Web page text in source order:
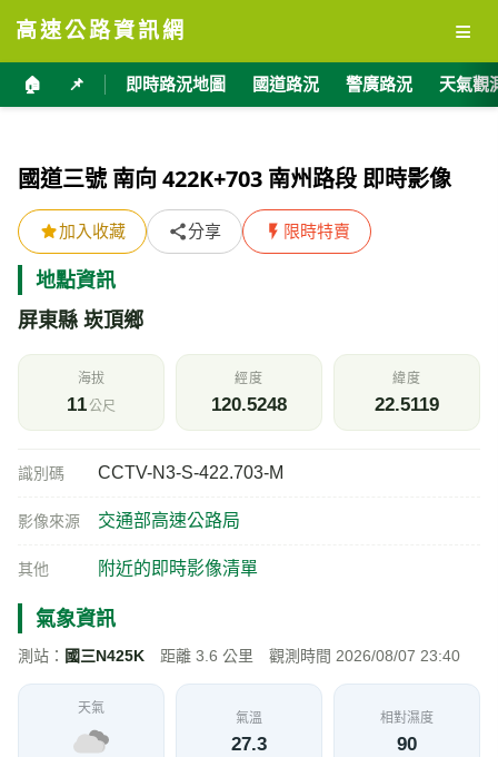
高速公路資訊網 ≡
🏠 📌 即時路況地圖 國道路況 警廣路況 天氣觀
國道三號 南向 422K+703 南州路段 即時影像
加入收藏 分享 限時特賣
地點資訊
屏東縣 崁頂鄉
海拔
11公尺
經度
120.5248
緯度
22.5119
識別碼 CCTV-N3-S-422.703-M
影像來源 交通部高速公路局
其他 附近的即時影像清單
氣象資訊
測站： 國三N425K 距離 3.6 公里 觀測時間 2026/08/07 23:40
天氣
氣溫
27.3
相對濕度
90